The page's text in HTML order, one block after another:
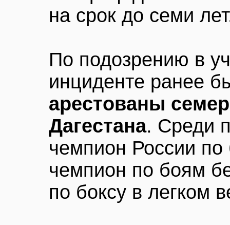
на срок до семи
По подозрению в
инциденте ранее
арестованы
Дагестана. Среди
чемпион России
чемпион по боям
по боксу в легком